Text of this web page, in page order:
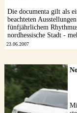
Die documenta gilt als
beachteten
fünfjährlichem
nordhessische Stadt -
23.06.2007